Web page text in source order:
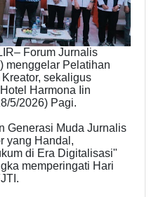
Forum Jurnalis
menggelar Pelatihan
sekaligus
Harmona Iin
5/2026) Pagi.
Generasi Muda Jurnalis
yang Handal,
di Era Digitalisasi"
memperingati Hari